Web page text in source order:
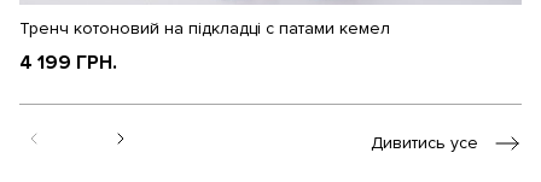
Тренч котоновий на підкладці с патами кемел
4 199 ГРН.
Дивитись усе